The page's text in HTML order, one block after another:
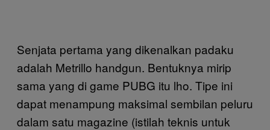
Senjata pertama yang dikenalkan padaku
adalah Metrillo handgun. Bentuknya mirip
sama yang di game PUBG itu lho. Tipe ini
dapat menampung maksimal sembilan peluru
dalam satu magazine (istilah teknis untuk